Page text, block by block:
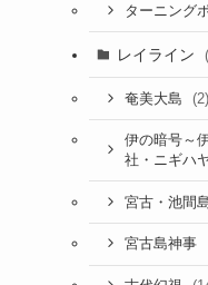
ターニング
レイライン
奄美大島 (2)
伊の暗号～
社・ニギハ
宮古・池間
宮古島神事